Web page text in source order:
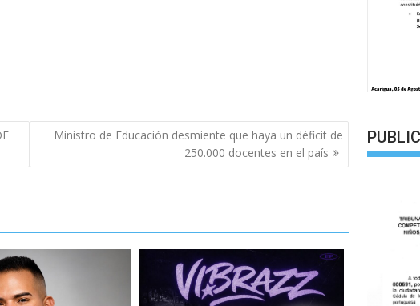
Ministro de Educación desmiente que haya un déficit de
250.000 docentes en el país